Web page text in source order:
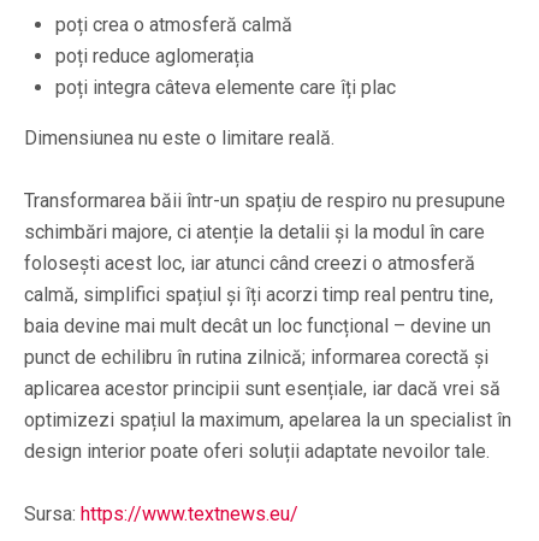
poți crea o atmosferă calmă
poți reduce aglomerația
poți integra câteva elemente care îți plac
Dimensiunea nu este o limitare reală.
Transformarea băii într-un spațiu de respiro nu presupune
schimbări majore, ci atenție la detalii și la modul în care
folosești acest loc, iar atunci când creezi o atmosferă
calmă, simplifici spațiul și îți acorzi timp real pentru tine,
baia devine mai mult decât un loc funcțional – devine un
punct de echilibru în rutina zilnică; informarea corectă și
aplicarea acestor principii sunt esențiale, iar dacă vrei să
optimizezi spațiul la maximum, apelarea la un specialist în
design interior poate oferi soluții adaptate nevoilor tale.
Sursa: https://www.textnews.eu/